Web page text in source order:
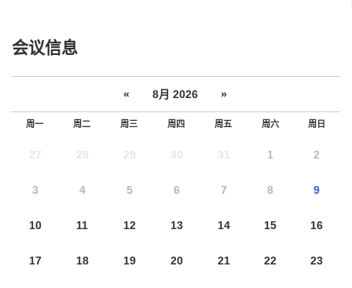
会议信息
« 8月 2026 »
周一 周二 周三 周四 周五 周六 周日
27 28 29 30 31 1 2
3 4 5 6 7 8 9
10 11 12 13 14 15 16
17 18 19 20 21 22 23